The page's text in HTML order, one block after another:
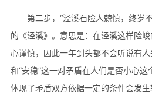
第二步，“泾溪石险人兢慎，终岁
的《泾溪》。意思是：在泾溪这样险
心谨慎，因此一年到头都不会听说有
和“安稳”这一对矛盾在人们是否小心这
体现了矛盾双方依据一定的条件会发